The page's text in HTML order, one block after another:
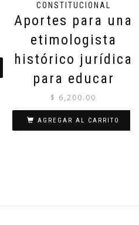
CONSTITUCIONAL
Aportes para una
etimologista
histórico jurídica
para educar
$ 6,200.00
AGREGAR AL CARRITO